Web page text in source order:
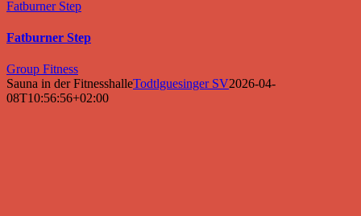
Fatburner Step
Fatburner Step
Group Fitness
Sauna in der FitnesshalleTodtlguesinger SV2026-04-
08T10:56:56+02:00